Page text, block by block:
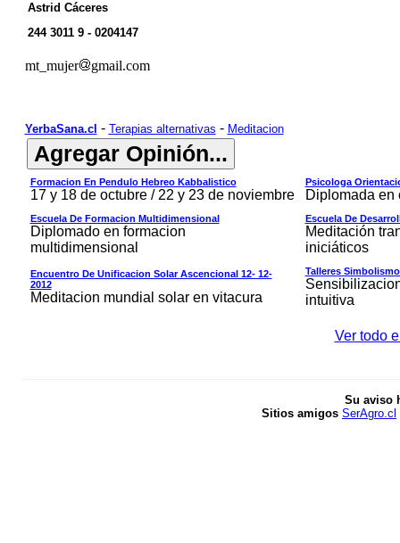
Astrid Cáceres
244 3011 9 - 0204147
mt_mujer gmail.com
YerbaSana.cl - Terapias alternativas - Meditacion
Formacion En Pendulo Hebreo Kabbalistico
17 y 18 de octubre / 22 y 23 de noviembre
Psicologa
Diplomada en
Escuela De Formacion Multidimensional
Diplomado en formacion
multidimensional
Escuela De
Meditación
iniciáticos
Encuentro De Unificacion Solar Ascencional 12- 12-
2012
Meditacion mundial solar en vitacura
Talleres
intuitiva
Ver todo
Su aviso
Sitios amigos SerAgro.cl